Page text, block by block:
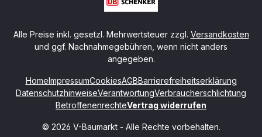
Alle Preise inkl. gesetzl. Mehrwertsteuer zzgl. Versandkosten
und ggf. Nachnahmegebühren, wenn nicht anders
angegeben.
© 2026 V-Baumarkt - Alle Rechte vorbehalten.
HomeImpressumCookiesAGBBarrierefreiheitserklärung
DatenschutzhinweiseVerantwortungVerbraucherschlichtung
BetroffenenrechteVertrag widerrufen